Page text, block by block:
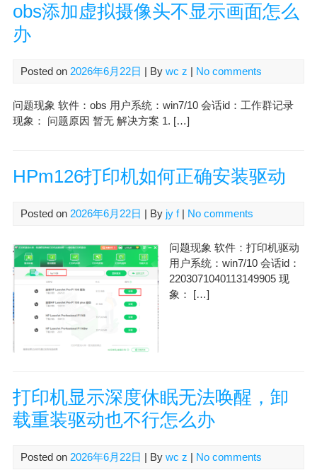
obs添加虚拟摄像头不显示画面怎么
办
Posted on 2026年6月22日 | By wc z No comments
问题现象 软件：obs 用户系统：win7/10 会话id：工作群记录
现象： 问题原因 暂无 解决方案 1. […]
HPm126打印机如何正确安装驱动
Posted on 2026年6月22日 | By jy f| No comments
问题现象 软件：打印机驱动
用户系统：win7/10 会话id：
2203071040113149905 现
象： […]
打印机显示深度休眠无法唤醒，卸
载重装驱动也不行怎么办
Posted on 2026年6月22日 | By wc z | No comments